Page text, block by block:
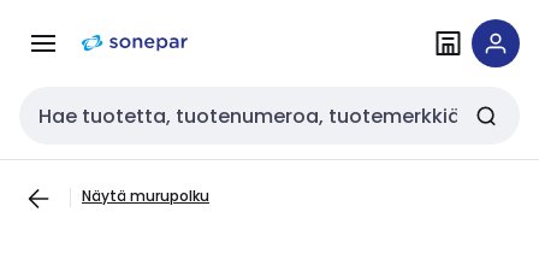
navigointiinsisältöön
Haku
Näytä murupolku